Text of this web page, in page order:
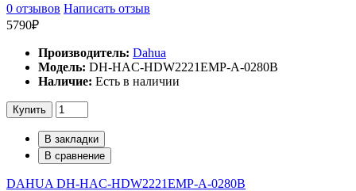
0 отзывов Написать отзыв
5790₽
Производитель: Dahua
Модель: DH-HAC-HDW2221EMP-A-0280B
Наличие: Есть в наличии
Купить
В закладки
В сравнение
DAHUA DH-HAC-HDW2221EMP-A-0280B